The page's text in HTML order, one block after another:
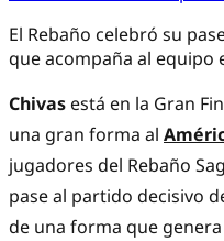
El Rebaño celebró su
que acompaña al equipo
Chivas está en la Gran
una gran forma al
jugadores del Rebaño
pase al partido decisivo
de una forma que